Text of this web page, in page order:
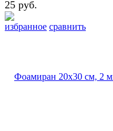
избранное сравнить
25 руб.